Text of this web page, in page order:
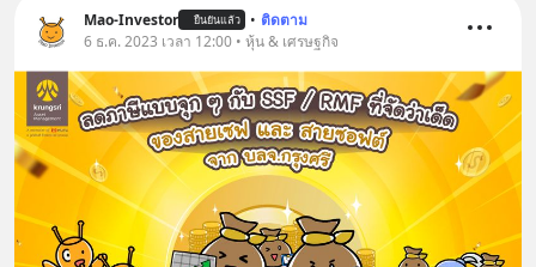
Mao-Investor ยืนยันแล้ว • ติดตาม
6 ธ.ค. 2023 เวลา 12:00 • หุ้น & เศรษฐกิจ